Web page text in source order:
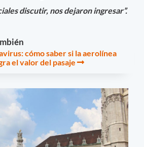
discutir, nos dejaron ingresar”.
cómo saber si la aerolínea
el valor del pasaje